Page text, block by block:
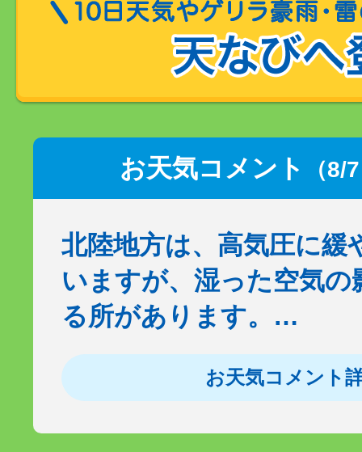
お天気コメント （8/
北陸地方は、高気圧に緩
いますが、湿った空気の
る所があります。…
お天気コメント